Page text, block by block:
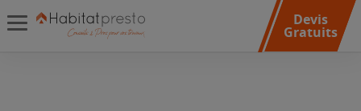
Devis
Gratuits